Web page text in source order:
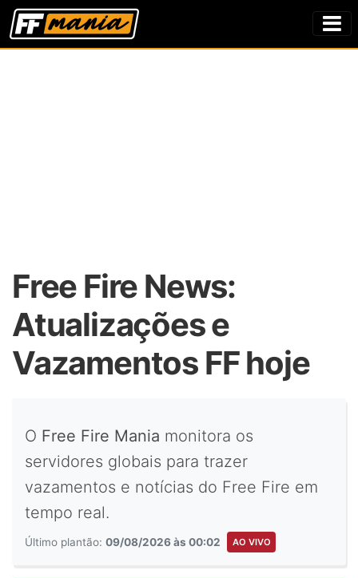
Free Fire News:
Atualizações e
Vazamentos FF hoje
O Free Fire Mania monitora os
servidores globais para trazer
vazamentos e notícias do Free Fire em
tempo real.
Último plantão: 09/08/2026 às 00:02 AO VIVO